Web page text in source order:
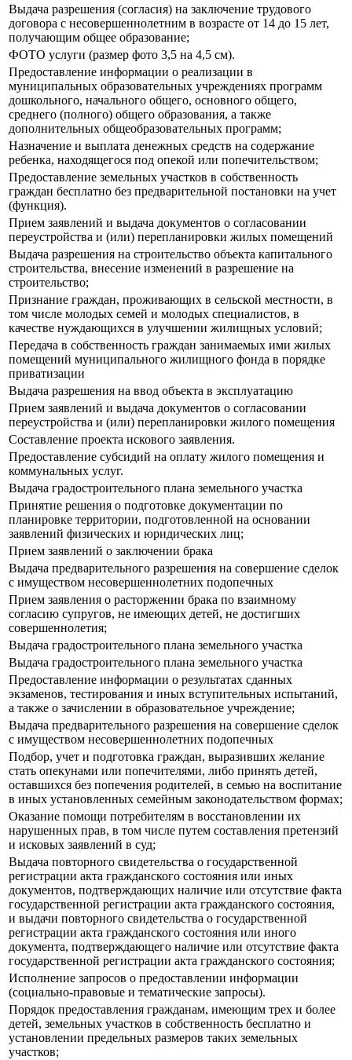
Выдача разрешения (согласия) на заключение трудового
договора с несовершеннолетним в возрасте от 14 до 15 лет,
получающим общее образование;
ФОТО услуги (размер фото 3,5 на 4,5 см).
Предоставление информации о реализации в
муниципальных образовательных учреждениях программ
дошкольного, начального общего, основного общего,
среднего (полного) общего образования, а также
дополнительных общеобразовательных программ;
Назначение и выплата денежных средств на содержание
ребенка, находящегося под опекой или попечительством;
Предоставление земельных участков в собственность
граждан бесплатно без предварительной постановки на учет
(функция).
Прием заявлений и выдача документов о согласовании
переустройства и (или) перепланировки жилых помещений
Выдача разрешения на строительство объекта капитального
строительства, внесение изменений в разрешение на
строительство;
Признание граждан, проживающих в сельской местности, в
том числе молодых семей и молодых специалистов, в
качестве нуждающихся в улучшении жилищных условий;
Передача в собственность граждан занимаемых ими жилых
помещений муниципального жилищного фонда в порядке
приватизации
Выдача разрешения на ввод объекта в эксплуатацию
Прием заявлений и выдача документов о согласовании
переустройства и (или) перепланировки жилого помещения
Составление проекта искового заявления.
Предоставление субсидий на оплату жилого помещения и
коммунальных услуг.
Выдача градостроительного плана земельного участка
Принятие решения о подготовке документации по
планировке территории, подготовленной на основании
заявлений физических и юридических лиц;
Прием заявлений о заключении брака
Выдача предварительного разрешения на совершение сделок
с имуществом несовершеннолетних подопечных
Прием заявления о расторжении брака по взаимному
согласию супругов, не имеющих детей, не достигших
совершеннолетия;
Выдача градостроительного плана земельного участка
Выдача градостроительного плана земельного участка
Предоставление информации о результатах сданных
экзаменов, тестирования и иных вступительных испытаний,
а также о зачислении в образовательное учреждение;
Выдача предварительного разрешения на совершение сделок
с имуществом несовершеннолетних подопечных
Подбор, учет и подготовка граждан, выразивших желание
стать опекунами или попечителями, либо принять детей,
оставшихся без попечения родителей, в семью на воспитание
в иных установленных семейным законодательством формах;
Оказание помощи потребителям в восстановлении их
нарушенных прав, в том числе путем составления претензий
и исковых заявлений в суд;
Выдача повторного свидетельства о государственной
регистрации акта гражданского состояния или иных
документов, подтверждающих наличие или отсутствие факта
государственной регистрации акта гражданского состояния,
и выдачи повторного свидетельства о государственной
регистрации акта гражданского состояния или иного
документа, подтверждающего наличие или отсутствие факта
государственной регистрации акта гражданского состояния;
Исполнение запросов о предоставлении информации
(социально-правовые и тематические запросы).
Порядок предоставления гражданам, имеющим трех и более
детей, земельных участков в собственность бесплатно и
установлении предельных размеров таких земельных
участков;